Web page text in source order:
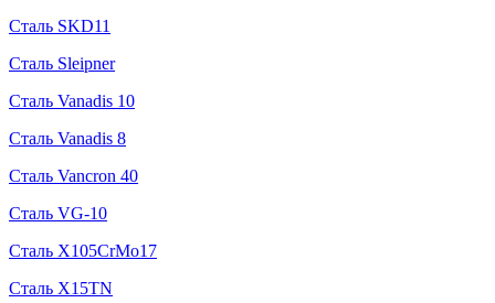
Сталь SKD11
Сталь Sleipner
Сталь Vanadis 10
Сталь Vanadis 8
Сталь Vancron 40
Сталь VG-10
Сталь X105CrMo17
Сталь X15TN